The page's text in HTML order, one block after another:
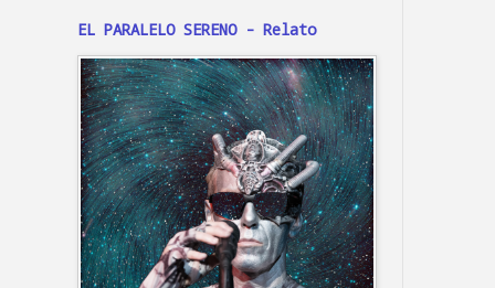
EL PARALELO SERENO - Relato